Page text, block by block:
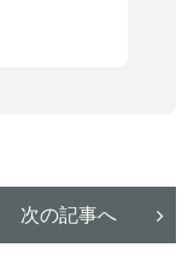
次の記事へ